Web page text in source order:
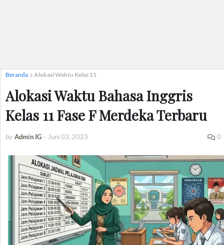
Beranda Alokasi Waktu Kelas 11
Alokasi Waktu Bahasa Inggris
Kelas 11 Fase F Merdeka Terbaru
by Admin IG - Juni 03, 2023 0